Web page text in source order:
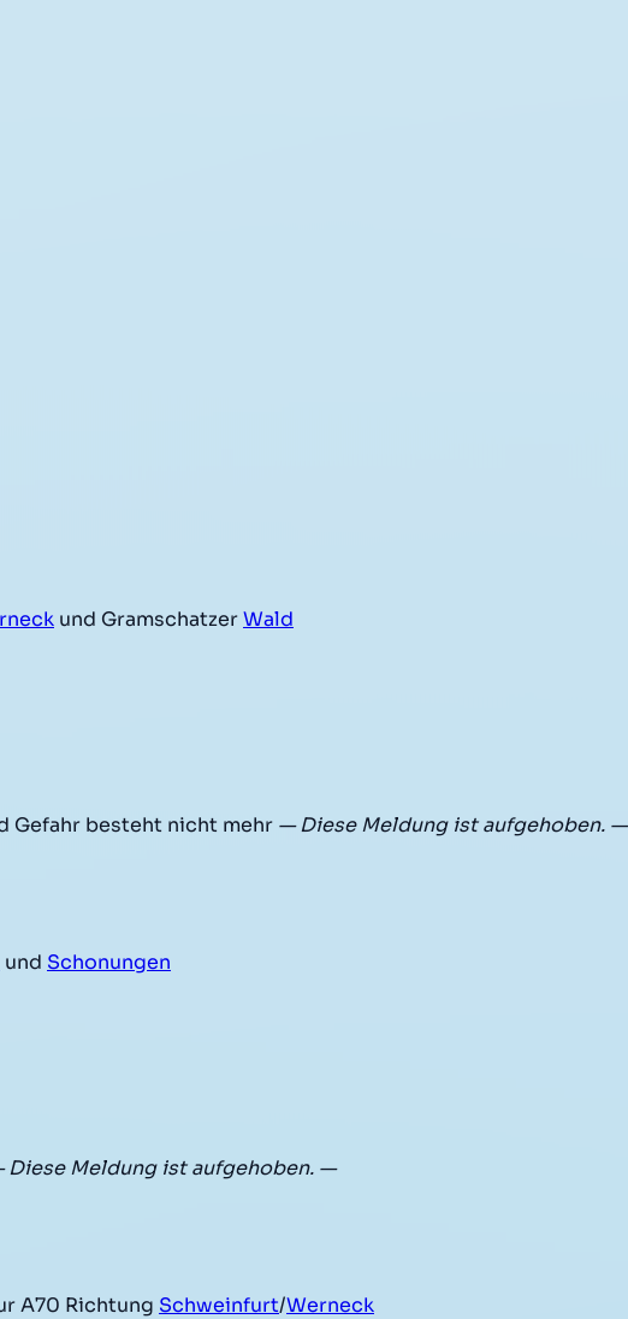
und GramschatzerWald
Gefahr besteht nicht mehr — Diese Meldung ist aufgehoben. —
und Schonungen
Diese Meldung ist aufgehoben. —
A70 Richtung Schweinfurt/Werneck